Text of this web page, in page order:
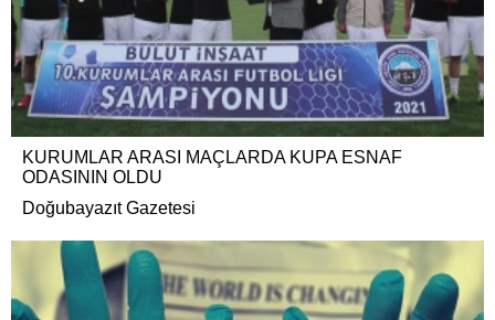
KURUMLAR ARASI MAÇLARDA KUPA ESNAF
ODASININ OLDU
Doğubayazıt Gazetesi